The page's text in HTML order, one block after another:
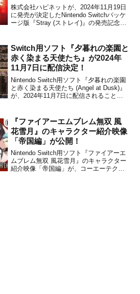
株式会社ハピネットが、2024年11月19日
に発売が決定したNintendo Switchパッケ
ージ版『Stray (ストレイ)』の発売記念企
とを発表しました。POP-UPストアの開
催期間は...
Switch用ソフト『夕暮れの楽園と
赤く染まる天使たち』が2024年
11月7日に配信決定！
Nintendo Switch用ソフト『夕暮れの楽園
と赤く染まる天使たち (Angel at Dusk)』
が、2024年11月7日に配信されることが
ークルのあきら小屋によって開発され
た、原点に立ち返っ...
『ファイアーエムブレム無双 風
花雪月』のキャラクター紹介映像
「帝国編」が公開！
Nintendo Switch用ソフト『ファイアーエ
ムブレム無双 風花雪月』のキャラクター
紹介映像「帝国編」が、コーエーテクモ